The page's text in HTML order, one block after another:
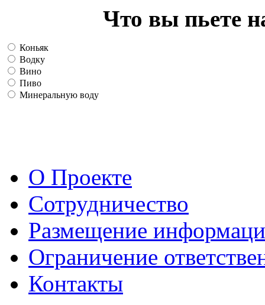
Что вы пьете
Коньяк
Водку
Вино
Пиво
Минеральную воду
О Проекте
Сотрудничество
Размещение
Ограничение
Контакты